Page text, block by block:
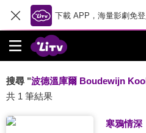
下載 APP，海量影劇免
搜尋 "波德溫庫爾 Boudewijn
共 1 筆結果
寒鴉情深